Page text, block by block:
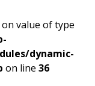
value of type
dynamic-
on line 36